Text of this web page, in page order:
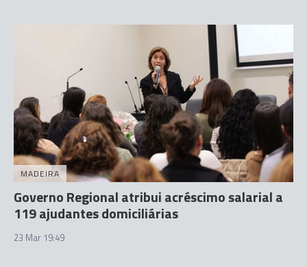
MADEIRA
Governo Regional atribui acréscimo salarial a
119 ajudantes domiciliárias
23 Mar 19:49